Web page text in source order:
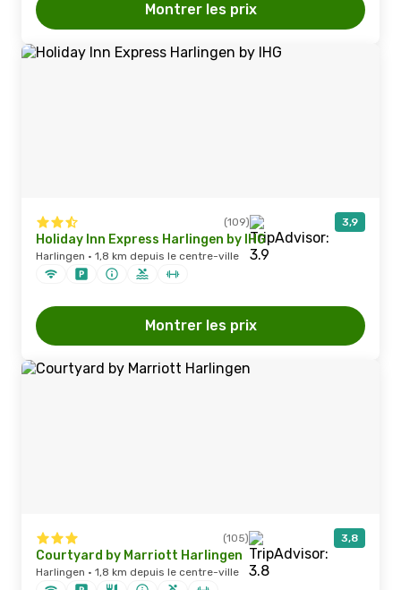
Montrer les prix
(109) 3,9
Holiday Inn Express Harlingen by IHG
Harlingen · 1,8 km depuis le centre-ville
Montrer les prix
(105) 3,8
Courtyard by Marriott Harlingen
Harlingen · 1,8 km depuis le centre-ville